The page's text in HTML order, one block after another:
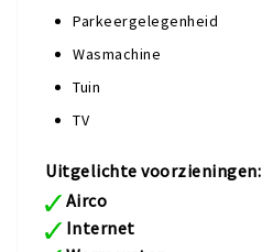
Parkeergelegenheid
Wasmachine
Tuin
TV
Uitgelichte voorzieningen:
Airco
Internet